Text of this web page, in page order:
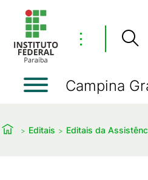
⋮
Campina
Editais Editais da